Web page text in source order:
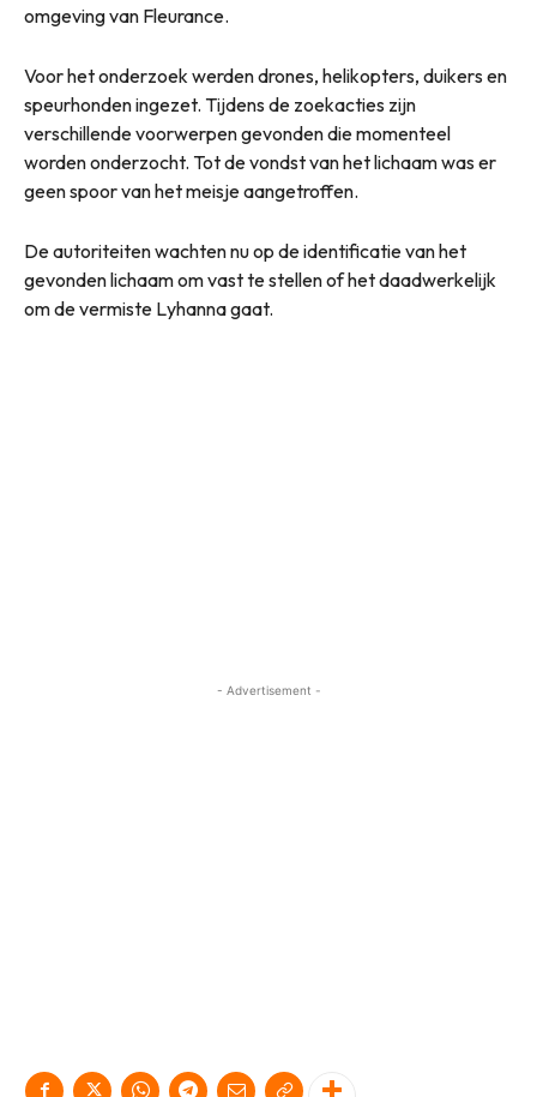
omgeving van Fleurance.
Voor het onderzoek werden drones, helikopters, duikers en
speurhonden ingezet. Tijdens de zoekacties zijn
verschillende voorwerpen gevonden die momenteel
worden onderzocht. Tot de vondst van het lichaam was er
geen spoor van het meisje aangetroffen.
De autoriteiten wachten nu op de identificatie van het
gevonden lichaam om vast te stellen of het daadwerkelijk
om de vermiste Lyhanna gaat.
- Advertisement -